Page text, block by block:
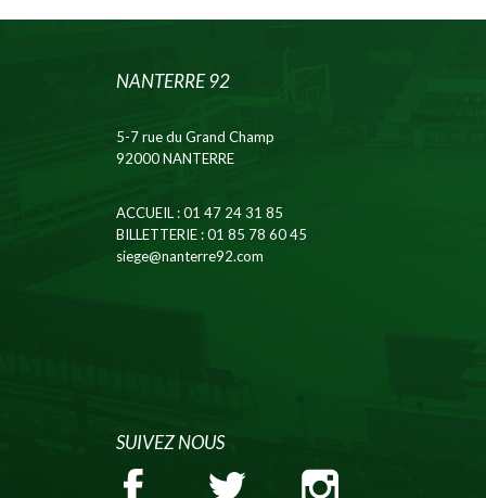
NANTERRE 92
5-7 rue du Grand Champ
92000 NANTERRE
ACCUEIL: 01 47 24 31 85
BILLETTERIE: 01 85 78 60 45
siege@nanterre92.com
SUIVEZ NOUS